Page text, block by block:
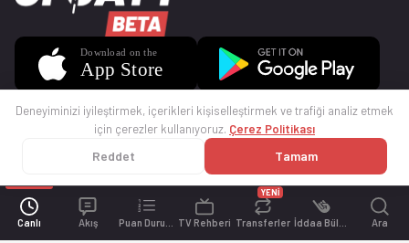
Canlı Akış TV Rehberi Transferler
YENİ
Ara
© 2025 Ofsayt
Deneyiminizi iyileştirmek, içerikleri kişiselleştirmek ve trafiği analiz etmek
için çerezler kullanıyoruz. Çerez Politikası
Reddet Tamam